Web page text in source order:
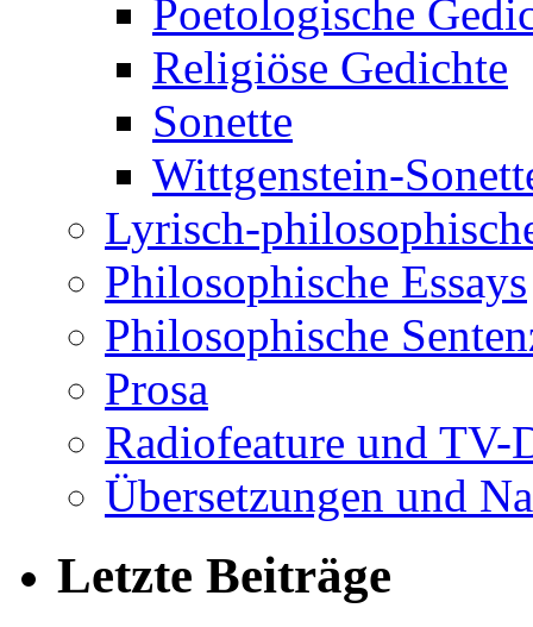
Poetologische
Religiöse Gedichte
Sonette
Wittgenstein-
Lyrisch-
Philosophische Essays
Philosophische
Prosa
Radiofeature und TV-
Übersetzungen und
Letzte Beiträge